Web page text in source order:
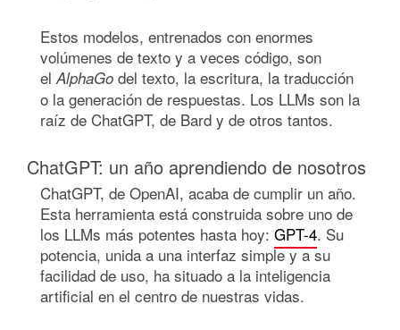
Estos modelos, entrenados con enormes
volúmenes de texto y a veces código, son
el AlphaGo del texto, la escritura, la traducción
o la generación de respuestas. Los LLMs son la
raíz de ChatGPT, de Bard y de otros tantos.
ChatGPT: un año aprendiendo de nosotros
ChatGPT, de OpenAI, acaba de cumplir un año.
Esta herramienta está construida sobre uno de
los LLMs más potentes hasta hoy: GPT-4. Su
potencia, unida a una interfaz simple y a su
facilidad de uso, ha situado a la inteligencia
artificial en el centro de nuestras vidas.